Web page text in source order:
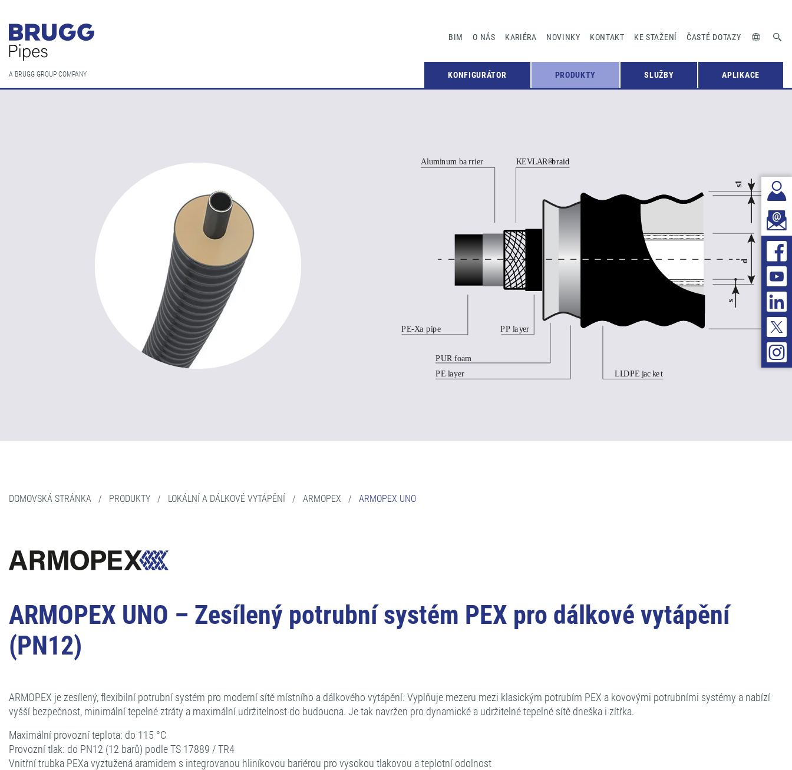
BIM O NÁS KARIÉRA NOVINKY KONTAKT KE STAŽENÍ ČASTÉ DOTAZY
A BRUGG GROUP COMPANY KONFIGURÁTOR PRODUKTY SLUŽBY APLIKACE
DOMOVSKÁ STRÁNKA / PRODUKTY / LOKÁLNÍ A DÁLKOVÉ VYTÁPĚNÍ / ARMOPEX / ARMOPEX UNO
ARMOPEX UNO – Zesílený potrubní systém PEX pro dálkové vytápění
(PN12)
ARMOPEX je zesílený, flexibilní potrubní systém pro moderní sítě místního a dálkového vytápění. Vyplňuje mezeru mezi klasickým potrubím PEX a kovovými potrubními systémy a nabízí
vyšší bezpečnost, minimální tepelné ztráty a maximální udržitelnost do budoucna. Je tak navržen pro dynamické a udržitelné tepelné sítě dneška i zítřka.
Maximální provozní teplota: do 115 °C
Provozní tlak: do PN12 (12 barů) podle TS 17889 / TR4
Vnitřní trubka PEXa vyztužená aramidem s integrovanou hliníkovou bariérou pro vysokou tlakovou a teplotní odolnost